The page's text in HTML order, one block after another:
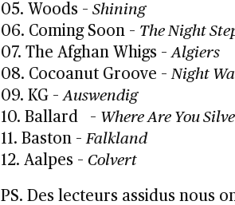
05. Woods – Shining
06. Coming Soon – The Night
07. The Afghan Whigs – Algiers
08. Cocoanut Groove – Night
09. KG – Auswendig
10. Ballard – Where Are You
11. Baston – Falkland
12. Aalpes – Colvert
PS. Des lecteurs assidus nous